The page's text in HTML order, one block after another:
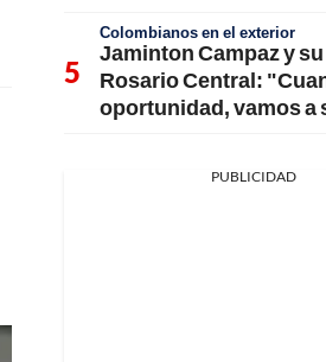
Colombianos en el exterior
Jaminton Campaz y
Rosario Central:
oportunidad, vamos a
PUBLICIDAD